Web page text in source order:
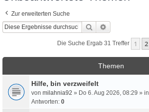
Zur erweiterten Suche
Suche
Die Suche Ergab 31 Treffer 1 2
Themen
Hilfe, bin verzweifelt
von milahnia92 » Do 6. Aug 2026, 08:29 » in
Antworten: 0